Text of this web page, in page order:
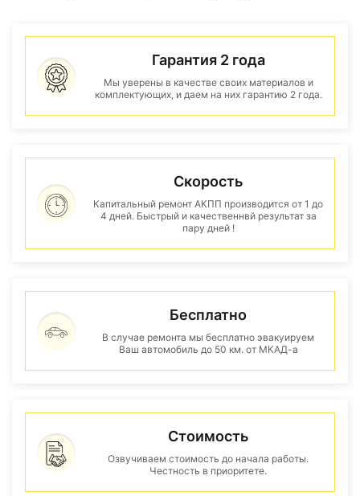
Гарантия 2 года
Мы уверены в качестве своих материалов и
комплектующих, и даем на них гарантию 2 года.
Скорость
Капитальный ремонт АКПП производится от 1 до
4 дней. Быстрый и качественнвй результат за
пару дней !
Бесплатно
В случае ремонта мы бесплатно эвакуируем
Ваш автомобиль до 50 км. от МКАД-а
Стоимость
Озвучиваем стоимость до начала работы.
Честность в приоритете.